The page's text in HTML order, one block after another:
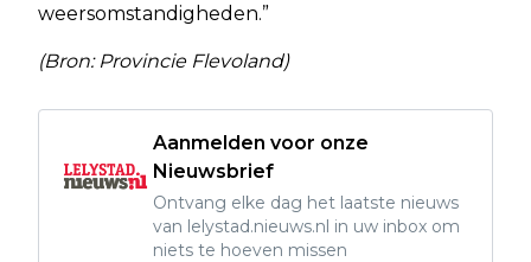
weersomstandigheden.”
(Bron: Provincie Flevoland)
Aanmelden voor onze
Nieuwsbrief
Ontvang elke dag het laatste nieuws
van lelystad.nieuws.nl in uw inbox om
niets te hoeven missen